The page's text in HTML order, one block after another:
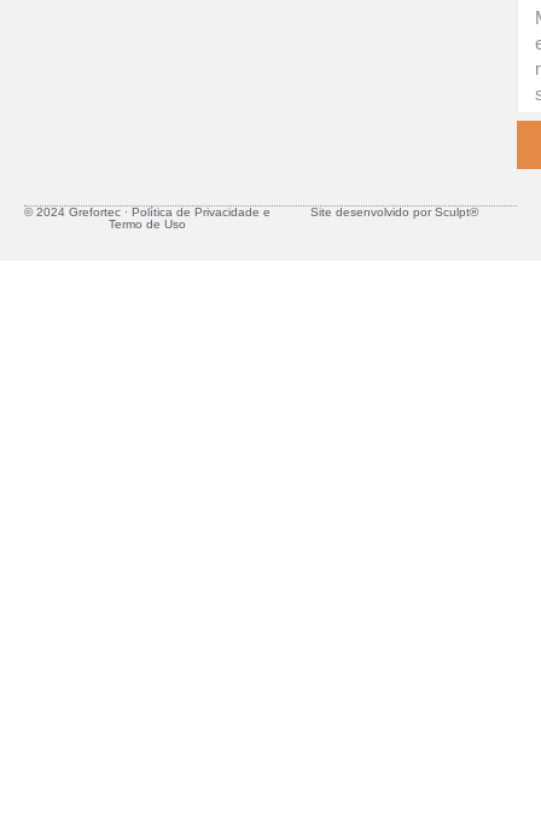
© 2024 Grefortec ∙ Política de Privacidade e
Termo de Uso
Site desenvolvido por Sculpt®